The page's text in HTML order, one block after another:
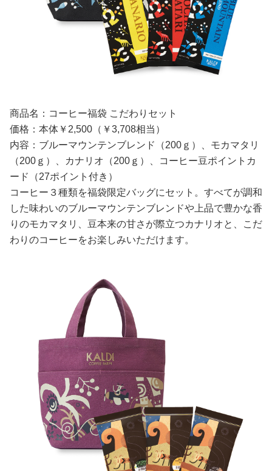
商品名：コーヒー福袋 こだわりセット
価格：本体￥2,500（￥3,708相当）
内容：ブルーマウンテンブレンド（200ｇ）、モカマタリ
（200ｇ）、カナリオ（200ｇ）、コーヒー豆ポイントカ
ード（27ポイント付き）
コーヒー３種類を福袋限定バッグにセット。すべてが調和
した味わいのブルーマウンテンブレンドや上品で豊かな香
りのモカマタリ、豆本来の甘さが際立つカナリオと、こだ
わりのコーヒーをお楽しみいただけます。